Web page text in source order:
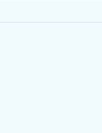
Ateliers